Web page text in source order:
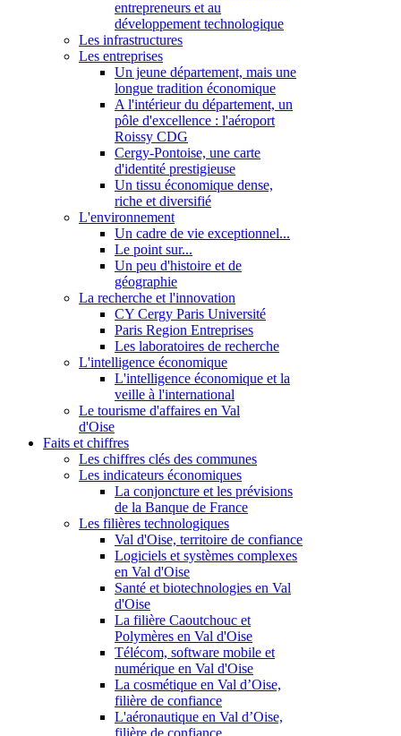
entrepreneurs et au
développement technologique
Les infrastructures
Les entreprises
Un jeune département, mais une
longue tradition économique
A l'intérieur du département, un
pôle d'excellence : l'aéroport
Roissy CDG
Cergy-Pontoise, une carte
d'identité prestigieuse
Un tissu économique dense,
riche et diversifié
L'environnement
Un cadre de vie exceptionnel...
Le point sur...
Un peu d'histoire et de
géographie
La recherche et l'innovation
CY Cergy Paris Université
Paris Region Entreprises
Les laboratoires de recherche
L'intelligence économique
L'intelligence économique et la
veille à l'international
Le tourisme d'affaires en Val
d'Oise
Faits et chiffres
Les chiffres clés des communes
Les indicateurs économiques
La conjoncture et les prévisions
de la Banque de France
Les filières technologiques
Val d'Oise, territoire de confiance
Logiciels et systèmes complexes
en Val d'Oise
Santé et biotechnologies en Val
d'Oise
La filière Caoutchouc et
Polymères en Val d'Oise
Télécom, software mobile et
numérique en Val d'Oise
La cosmétique en Val d’Oise,
filière de confiance
L'aéronautique en Val d’Oise,
filière de confiance